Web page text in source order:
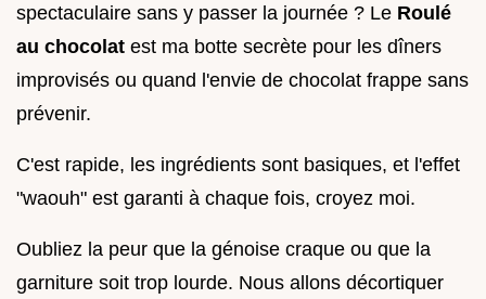
spectaculaire sans y passer la journée ? Le Roulé
au chocolat est ma botte secrète pour les dîners
improvisés ou quand l'envie de chocolat frappe sans
prévenir.
C'est rapide, les ingrédients sont basiques, et l'effet
"waouh" est garanti à chaque fois, croyez moi.
Oubliez la peur que la génoise craque ou que la
garniture soit trop lourde. Nous allons décortiquer